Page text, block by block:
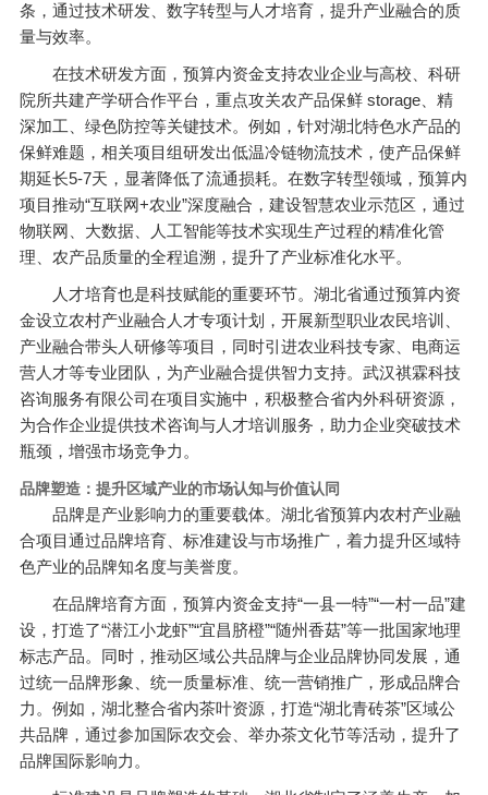
条，通过技术研发、数字转型与人才培育，提升产业融合的质
量与效率。
在技术研发方面，预算内资金支持农业企业与高校、科研
院所共建产学研合作平台，重点攻关农产品保鲜 storage、精
深加工、绿色防控等关键技术。例如，针对湖北特色水产品的
保鲜难题，相关项目组研发出低温冷链物流技术，使产品保鲜
期延长5-7天，显著降低了流通损耗。在数字转型领域，预算内
项目推动“互联网+农业”深度融合，建设智慧农业示范区，通过
物联网、大数据、人工智能等技术实现生产过程的精准化管
理、农产品质量的全程追溯，提升了产业标准化水平。
人才培育也是科技赋能的重要环节。湖北省通过预算内资
金设立农村产业融合人才专项计划，开展新型职业农民培训、
产业融合带头人研修等项目，同时引进农业科技专家、电商运
营人才等专业团队，为产业融合提供智力支持。武汉祺霖科技
咨询服务有限公司在项目实施中，积极整合省内外科研资源，
为合作企业提供技术咨询与人才培训服务，助力企业突破技术
瓶颈，增强市场竞争力。
品牌塑造：提升区域产业的市场认知与价值认同
品牌是产业影响力的重要载体。湖北省预算内农村产业融
合项目通过品牌培育、标准建设与市场推广，着力提升区域特
色产业的品牌知名度与美誉度。
在品牌培育方面，预算内资金支持“一县一特”“一村一品”建
设，打造了“潜江小龙虾”“宜昌脐橙”“随州香菇”等一批国家地理
标志产品。同时，推动区域公共品牌与企业品牌协同发展，通
过统一品牌形象、统一质量标准、统一营销推广，形成品牌合
力。例如，湖北整合省内茶叶资源，打造“湖北青砖茶”区域公
共品牌，通过参加国际农交会、举办茶文化节等活动，提升了
品牌国际影响力。